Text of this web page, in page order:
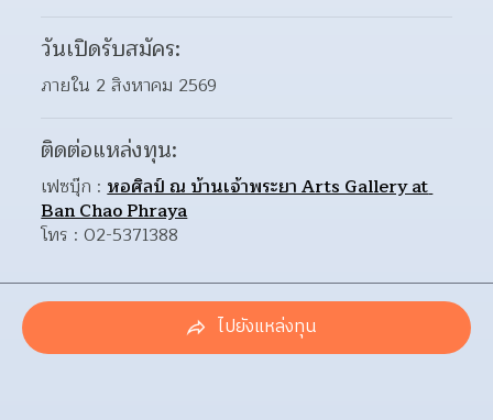
วันเปิดรับสมัคร:
ภายใน 2 สิงหาคม 2569
ติดต่อแหล่งทุน:
เฟซบุ๊ก : หอศิลป์ ณ บ้านเจ้าพระยา Arts Gallery at
Ban Chao Phraya
โทร : 02-5371388
ไปยังแหล่งทุน